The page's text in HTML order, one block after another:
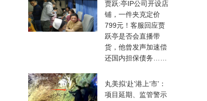
贾跃:亭IP公司开设店
铺，一件夹克定价
799元！客服回应贾
跃亭是否会直播带
货，他曾发声加速偿
还国内担保债务……
丸美拟‘赴’港上‘市’：
项目延期、监管警示